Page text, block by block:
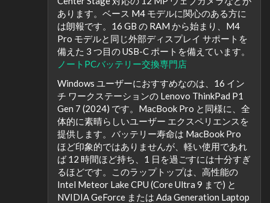
あります。ベース M4 モデルに関心のある方に
は朗報です。16 GB の RAM から始まり、M4
Pro モデルと同じ外部ディスプレイ サポートを
備えた 3 つ目の USB-C ポートを備えています。
ノートPCバッテリー交換専門店
Windows ユーザーにおすすめなのは、16 イン
チ ワークステーションの Lenovo ThinkPad P1
Gen 7 (2024) です。MacBook Pro と同様に、全
体的に素晴らしいユーザー エクスペリエンスを
提供します。バッテリー寿命は MacBook Pro
ほど印象的ではありませんが、軽い使用であれ
ば 12 時間ほど持ち、1 日を過ごすには十分すぎ
るほどです。このラップトップは、高性能の
Intel Meteor Lake CPU (Core Ultra 9 まで) と
NVIDIA GeForce または Ada Generation Laptop